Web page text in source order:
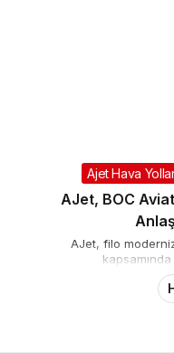
Ajet Hava
AJet, BOC
AJet, filo